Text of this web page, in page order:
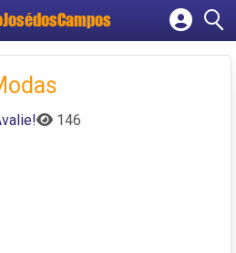
Cadastrar empresa
Criar conta
146